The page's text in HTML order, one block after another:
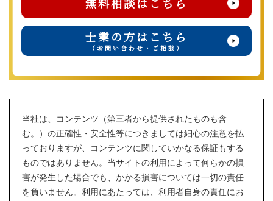
士業の方はこちら
（お問い合わせ・ご相談）
当社は、コンテンツ（第三者から提供されたものも含
む。）の正確性・安全性等につきましては細心の注意を払
っておりますが、コンテンツに関していかなる保証もする
ものではありません。当サイトの利用によって何らかの損
害が発生した場合でも、かかる損害については一切の責任
を負いません。利用にあたっては、利用者自身の責任にお